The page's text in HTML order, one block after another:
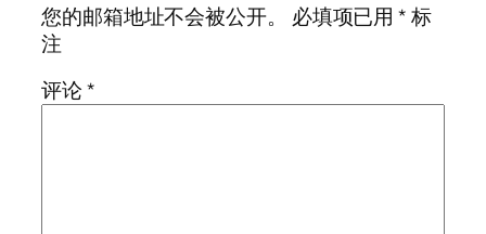
您的邮箱地址不会被公开。
必填项已用*标
注
评论*